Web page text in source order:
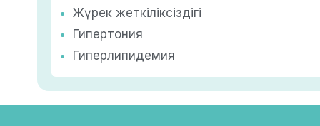
Жүрек жеткіліксіздігі
Гипертония
Гиперлипидемия